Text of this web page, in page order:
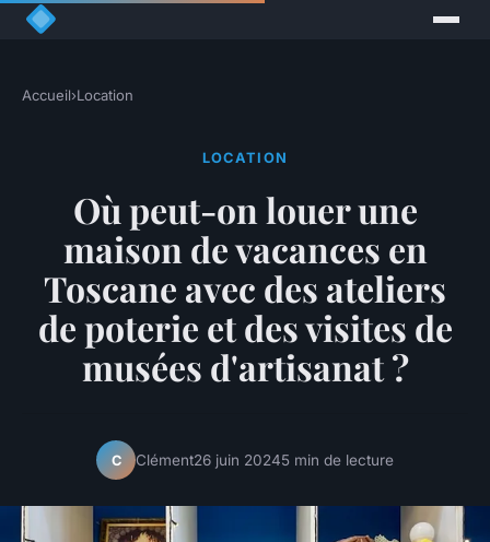
Accueil›Location
LOCATION
Où peut-on louer une
maison de vacances en
Toscane avec des ateliers
de poterie et des visites de
musées d'artisanat ?
C Clément26 juin 20245 min de lecture